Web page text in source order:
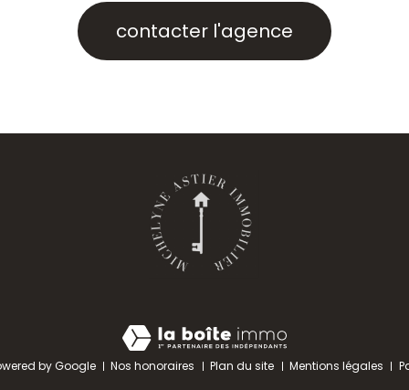
contacter l'agence
by Google Nos honoraires Plan du site Mentions légales